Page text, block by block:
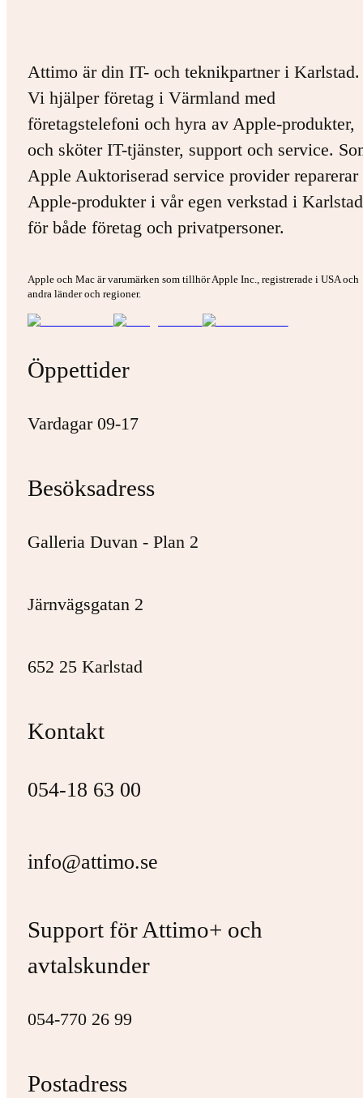
Attimo är din IT- och teknikpartner i Karlstad.
Vi hjälper företag i Värmland med
företagstelefoni och hyra av Apple-produkter,
och sköter IT-tjänster, support och service.
Apple Auktoriserad service provider
Apple-produkter i vår egen verkstad i
för både företag och privatpersoner.
Apple och Mac är varumärken som tillhör Apple Inc., registrerade i USA och
andra länder och regioner.
Öppettider
Vardagar 09-17
Besöksadress
Galleria Duvan - Plan 2
Järnvägsgatan 2
652 25 Karlstad
Kontakt
054-18 63 00
info@attimo.se
Support för Attimo+ och
avtalskunder
054-770 26 99
Postadress